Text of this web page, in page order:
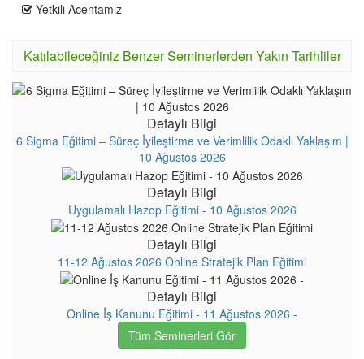
Yetkili Acentamız
Katılabileceğiniz Benzer Seminerlerden Yakın Tarihliler
Detaylı Bilgi
6 Sigma Eğitimi – Süreç İyileştirme ve Verimlilik Odaklı Yaklaşım |
10 Ağustos 2026
Detaylı Bilgi
Uygulamalı Hazop Eğitimi - 10 Ağustos 2026
Detaylı Bilgi
11-12 Ağustos 2026 Online Stratejik Plan Eğitimi
Detaylı Bilgi
Online İş Kanunu Eğitimi - 11 Ağustos 2026 -
Tüm Seminerleri Gör